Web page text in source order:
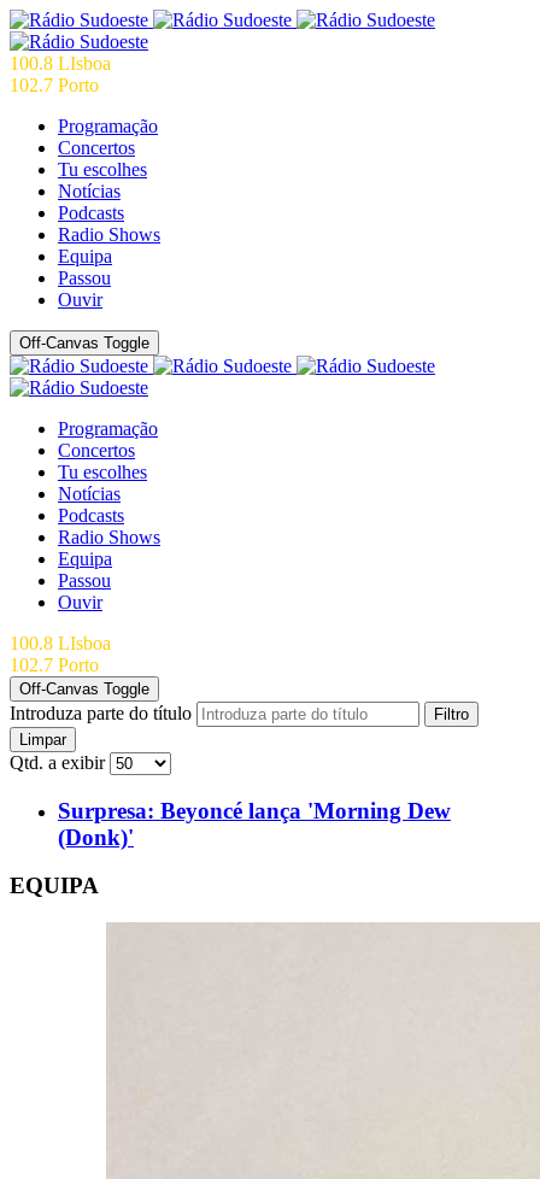
100.8 LIsboa
102.7 Porto
Programação
Concertos
Tu escolhes
Notícias
Podcasts
Radio Shows
Equipa
Passou
Ouvir
Off-Canvas Toggle
Programação
Concertos
Tu escolhes
Notícias
Podcasts
Radio Shows
Equipa
Passou
Ouvir
100.8 LIsboa
102.7 Porto
Off-Canvas Toggle
Introduza parte do título
Filtro
Limpar
Qtd. a exibir
Surpresa: Beyoncé lança 'Morning Dew
(Donk)'
EQUIPA